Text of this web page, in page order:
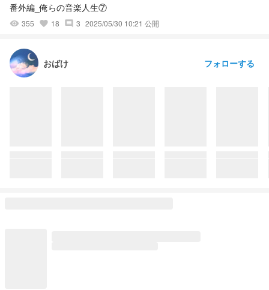
番外編_俺らの音楽人生⑦
visibility 355 favorite 18 comment 3 2025/05/30 10:21 公開
おばけ フォローする